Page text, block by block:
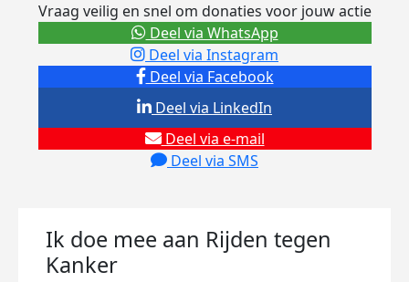
Vraag veilig en snel om donaties voor jouw actie
Deel via Facebook
Deel via Instagram
Deel via e-mail
Deel via SMS
Deel via LinkedIn
Deel via WhatsApp
Ik doe mee aan Rijden tegen
Kanker